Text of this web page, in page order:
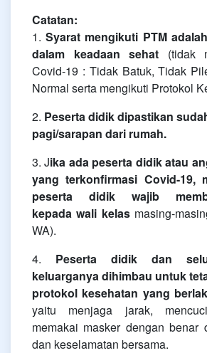
Catatan:
1.Syarat mengikuti PTM
dalam keadaan sehat (tidak
Covid-19 : Tidak Batuk, Tidak
Normal serta mengikuti Protokol
2. Peserta didik dipastikan
pagi/sarapan dari rumah.
3. Jika ada peserta didik atau
yang terkonfirmasi Covid-19,
peserta didik wajib
kepada wali kelasmasing-
WA).
4. Peserta didik dan
keluarganya dihimbau untuk
protokol kesehatan yang
yaitu menjaga jarak,
memakai masker dengan benar
dan keselamatan bersama.